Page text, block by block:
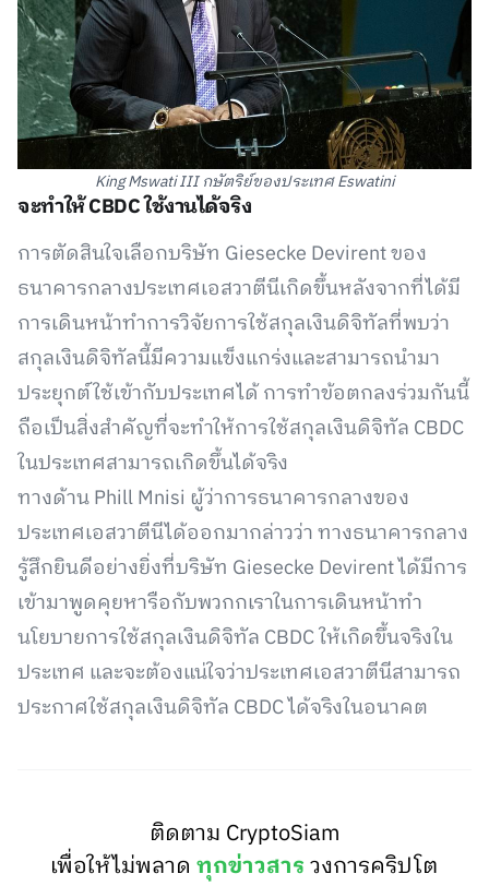
King Mswati III กษัตริย์ของประเทศ Eswatini
จะทำให้ CBDC ใช้งานได้จริง
การตัดสินใจเลือกบริษัท Giesecke Devirent ของ
ธนาคารกลางประเทศเอสวาตีนีเกิดขึ้นหลังจากที่ได้มี
การเดินหน้าทำการวิจัยการใช้สกุลเงินดิจิทัลที่พบว่า
สกุลเงินดิจิทัลนี้มีความแข็งแกร่งและสามารถนำมา
ประยุกต์ใช้เข้ากับประเทศได้ การทำข้อตกลงร่วมกันนี้
ถือเป็นสิ่งสำคัญที่จะทำให้การใช้สกุลเงินดิจิทัล CBDC
ในประเทศสามารถเกิดขึ้นได้จริง
ทางด้าน Phill Mnisi ผู้ว่าการธนาคารกลางของ
ประเทศเอสวาตีนีได้ออกมากล่าวว่า ทางธนาคารกลาง
รู้สึกยินดีอย่างยิ่งที่บริษัท Giesecke Devirent ได้มีการ
เข้ามาพูดคุยหารือกับพวกกเราในการเดินหน้าทำ
นโยบายการใช้สกุลเงินดิจิทัล CBDC ให้เกิดขึ้นจริงใน
ประเทศ และจะต้องแน่ใจว่าประเทศเอสวาตีนีสามารถ
ประกาศใช้สกุลเงินดิจิทัล CBDC ได้จริงในอนาคต
ติดตาม CryptoSiam
เพื่อให้ไม่พลาดทุกข่าวสารวงการคริปโต